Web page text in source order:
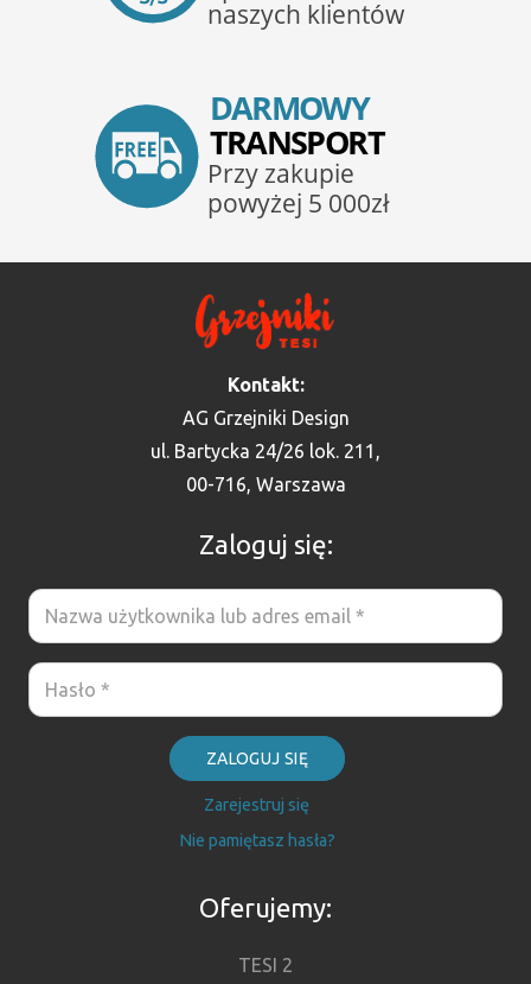
Kontakt:
AG Grzejniki Design
ul. Bartycka 24/26 lok. 211,
00-716, Warszawa
Zaloguj się:
ZALOGUJ SIĘ
Zarejestruj się
Nie pamiętasz hasła?
Oferujemy:
TESI 2